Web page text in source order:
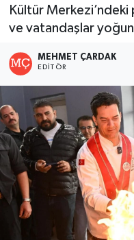
Kültür
ve vatandaşlar
MEHMET ÇARDAK
EDITÖR